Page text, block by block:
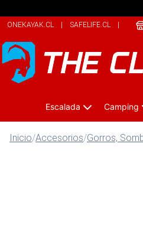
ONEKAYAK.CL | SAFELIFE.CL |
Escalada Camping
Inicio/Accesorios/Gorros,